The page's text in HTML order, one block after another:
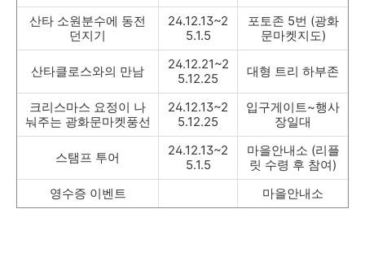
산타 소원분수에 동전
던지기
24.12.13~2
5.1.5
포토존 5번 (광화
문마켓지도)
산타클로스와의 만남
24.12.21~2
5.12.25
대형 트리 하부존
크리스마스 요정이 나
눠주는 광화문마켓풍선
24.12.13~2
5.12.25
입구게이트~행사
장일대
스탬프 투어
24.12.13~2
5.1.5
마을안내소 (리플
릿 수령 후 참여)
영수증 이벤트
마을안내소